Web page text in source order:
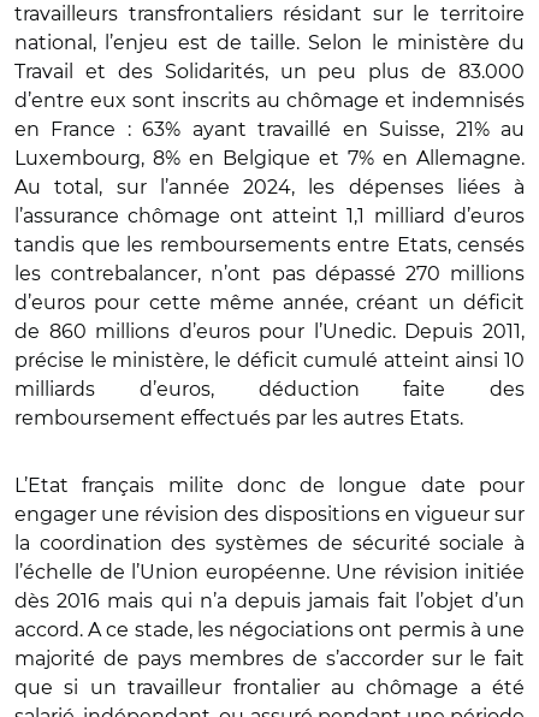
travailleurs transfrontaliers résidant sur le territoire
national, l’enjeu est de taille. Selon le ministère du
Travail et des Solidarités, un peu plus de 83.000
d’entre eux sont inscrits au chômage et indemnisés
en France : 63% ayant travaillé en Suisse, 21% au
Luxembourg, 8% en Belgique et 7% en Allemagne.
Au total, sur l’année 2024, les dépenses liées à
l’assurance chômage ont atteint 1,1 milliard d’euros
tandis que les remboursements entre Etats, censés
les contrebalancer, n’ont pas dépassé 270 millions
d’euros pour cette même année, créant un déficit
de 860 millions d’euros pour l’Unedic. Depuis 2011,
précise le ministère, le déficit cumulé atteint ainsi 10
milliards d’euros, déduction faite des
remboursement effectués par les autres Etats.
L’Etat français milite donc de longue date pour
engager une révision des dispositions en vigueur sur
la coordination des systèmes de sécurité sociale à
l’échelle de l’Union européenne. Une révision initiée
dès 2016 mais qui n’a depuis jamais fait l’objet d’un
accord. A ce stade, les négociations ont permis à une
majorité de pays membres de s’accorder sur le fait
que si un travailleur frontalier au chômage a été